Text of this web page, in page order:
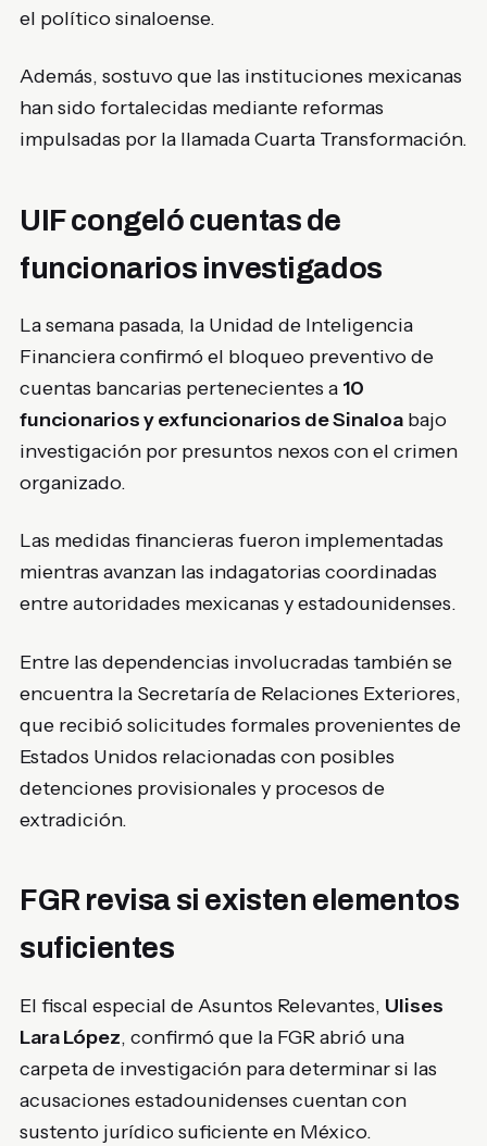
el político sinaloense.
Además, sostuvo que las instituciones mexicanas
han sido fortalecidas mediante reformas
impulsadas por la llamada Cuarta Transformación.
UIF congeló cuentas de
funcionarios investigados
La semana pasada, la Unidad de Inteligencia
Financiera confirmó el bloqueo preventivo de
cuentas bancarias pertenecientes a 10
funcionarios y exfuncionarios de Sinaloa bajo
investigación por presuntos nexos con el crimen
organizado.
Las medidas financieras fueron implementadas
mientras avanzan las indagatorias coordinadas
entre autoridades mexicanas y estadounidenses.
Entre las dependencias involucradas también se
encuentra la Secretaría de Relaciones Exteriores,
que recibió solicitudes formales provenientes de
Estados Unidos relacionadas con posibles
detenciones provisionales y procesos de
extradición.
FGR revisa si existen elementos
suficientes
El fiscal especial de Asuntos Relevantes, Ulises
Lara López, confirmó que la FGR abrió una
carpeta de investigación para determinar si las
acusaciones estadounidenses cuentan con
sustento jurídico suficiente en México.